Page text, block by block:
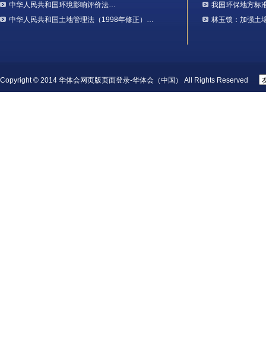
中华人民共和国环境影响评价法…
中华人民共和国土地管理法（1998年修正）…
我国环保地方标
林玉锁：加强土
Copyright © 2014 华体会网页版页面登录-华体会（中国） All Rights Reserved